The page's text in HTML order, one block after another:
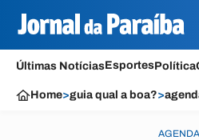
Últimas NotíciasEsportesPolítica
Home>guia qual a boa?>
AGENDA